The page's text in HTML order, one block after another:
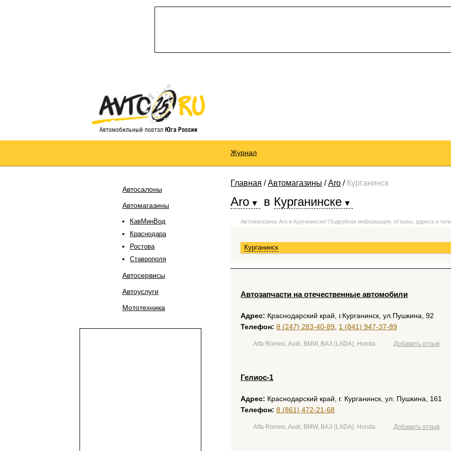
Журнал
Автосалоны
Автомагазины
КавМинВод
Краснодара
Ростова
Ставрополя
Автосервисы
Автоуслуги
Мототехника
Главная /Автомагазины /Aro / Курганинск
Aro в Курганинске
Автомагазины Aro в Курганинске! Подробная информация, отзывы, адреса и
Курганинск
Автозапчасти на отечественные автомобили
Адрес: Краснодарский край, г.Курганинск, ул.Пушкина, 92
Телефон: 8 (247) 283-40-89 1 (841) 947-37-89
Alfa Romeo, Audi, BMW, ВАЗ (LADA), Honda Добавить отзыв
Гелиос-1
Адрес: Краснодарский край, г. Курганинск, ул. Пушкина, 161
Телефон: 8 (861) 472-21-68
Alfa Romeo, Audi, BMW, ВАЗ (LADA), Honda Добавить отзыв